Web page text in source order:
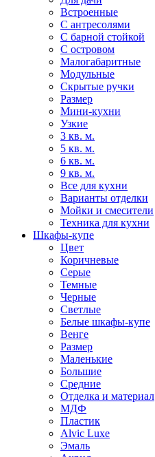
Встроенные
С антресолями
С барной стойкой
С островом
Малогабаритные
Модульные
Скрытые ручки
Размер
Мини-кухни
Узкие
3 кв. м.
5 кв. м.
6 кв. м.
9 кв. м.
Все для кухни
Варианты отделки
Мойки и смесители
Техника для кухни
Шкафы-купе
Цвет
Коричневые
Серые
Темные
Черные
Светлые
Белые шкафы-купе
Венге
Размер
Маленькие
Большие
Средние
Отделка и материал
МДФ
Пластик
Alvic Luxe
Эмаль